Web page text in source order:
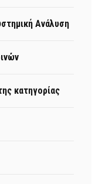
Ανάλυση
κατηγορίας